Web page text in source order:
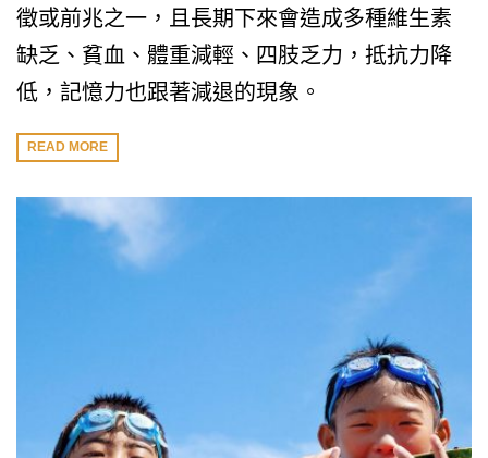
徵或前兆之一，且長期下來會造成多種維生素
缺乏、貧血、體重減輕、四肢乏力，抵抗力降
低，記憶力也跟著減退的現象。
READ MORE